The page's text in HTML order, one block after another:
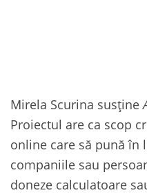
Mirela Scurina susține
Proiectul are ca scop
online care să pună în
companiile sau
doneze calculatoare